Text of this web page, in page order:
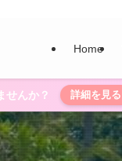
Home
せんか？ 詳細を見る